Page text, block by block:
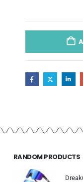
RANDOM PRODUCTS